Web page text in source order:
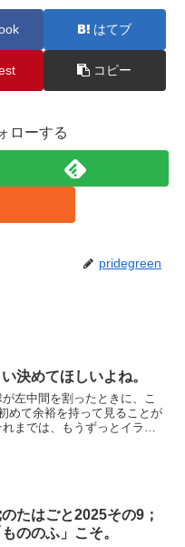
はてブ
コピー
ローする
pridegreen
決めてほしいよね。
左中間を割ったときに、こ
めて余裕を持って見ることが
までは、もうずっとイライ
たはごと2025その9；
ののふ」こそ。